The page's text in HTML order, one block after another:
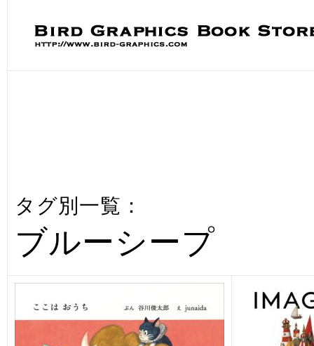
タグ別一覧：
ブルーシープ